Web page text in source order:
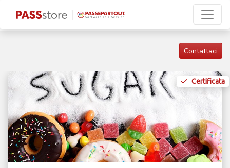
Contattaci
Certificata